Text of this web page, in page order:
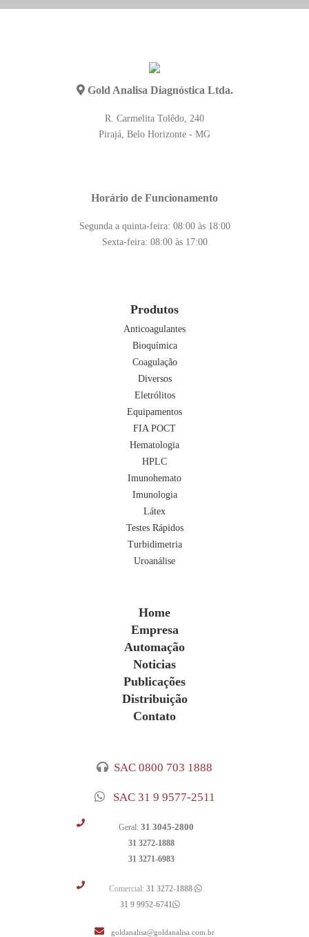
Gold Analisa Diagnóstica Ltda.
R. Carmelita Tolêdo, 240
Pirajá, Belo Horizonte - MG
Horário de Funcionamento
Segunda a quinta-feira: 08:00 às 18:00
Sexta-feira: 08:00 às 17:00
Produtos
Anticoagulantes
Bioquímica
Coagulação
Diversos
Eletrólitos
Equipamentos
FIA POCT
Hematologia
HPLC
Imunohemato
Imunologia
Látex
Testes Rápidos
Turbidimetria
Uroanálise
Home
Empresa
Automação
Noticias
Publicações
Distribuição
Contato
SAC 0800 703 1888
SAC 31 9 9577-2511
Geral:31 3045-2800
31 3272-1888
31 3271-6983
Comercial: 31 3272-1888
31 9 9952-6741
goldanalisa@goldanalisa.com.br